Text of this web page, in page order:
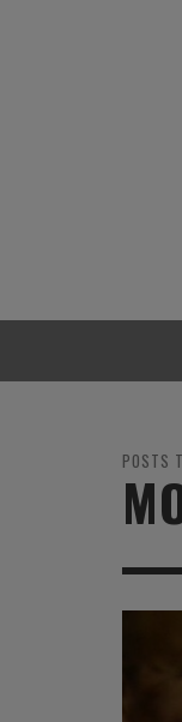
POSTS